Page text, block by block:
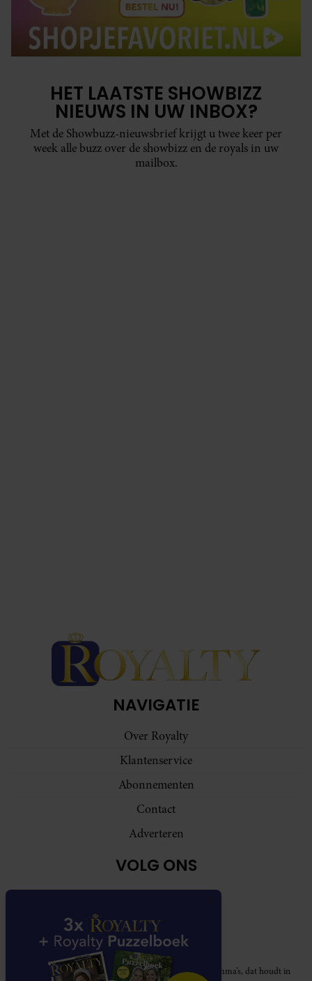
HET LAATSTE SHOWBIZZ
NIEUWS IN UW INBOX?
Met de Showbuzz-nieuwsbrief krijgt u twee keer per
week alle buzz over de showbizz en de royals in uw
mailbox.
NAVIGATIE
Over Royalty
Klantenservice
Abonnementen
Contact
Adverteren
VOLG ONS
Royalty participeert in diverse affiliate marketing programma’s, dat houdt in